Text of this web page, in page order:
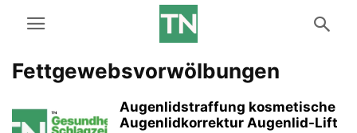
Fettgewebsvorwölbungen
Augenlidstraffung kosmetische
Augenlidkorrektur Augenlid-Lift